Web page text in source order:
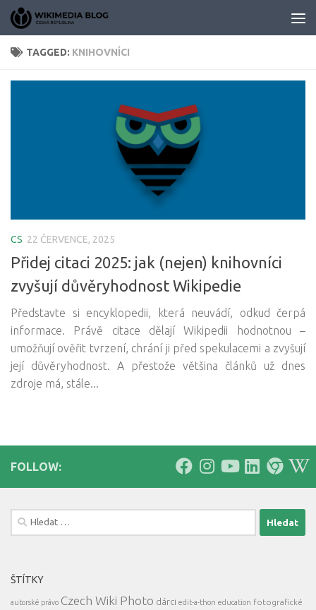
Skip to content
TAGGED: KNIHOVNÍCI
CS 22 ČERVENCE, 2025
Přidej citaci 2025: jak (nejen) knihovníci
zvyšují důvěryhodnost Wikipedie
Představte si encyklopedii, která neuvádí, odkud čerpá
informace. Právě citace dělají Wikipedii hodnotnou –
umožňují ověřit tvrzení, chrání ji před spekulacemi a zvyšují
její důvěryhodnost. A přestože většina článků už dnes
zdroje má, stále...
FOLLOW:
Vyhledávání
ŠTÍTKY
autorské právo Czech Wiki Photo dárci edit-a-thon education fotografické